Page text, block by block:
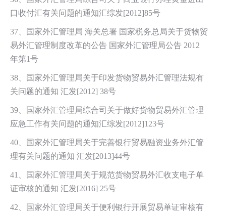
口收付汇有关问题的通知汇综发[2012]85号
37、国家外汇管理局 海关总署 国家税务总局关于货物贸
易外汇管理制度改革的公告 国家外汇管理局公告 2012
年第1号
38、国家外汇管理局关于印发货物贸易外汇管理法规有
关问题的通知 汇发[2012] 38号
39、国家外汇管理局综合司关于做好货物贸易外汇管理
应急工作有关问题的通知汇综发[2012]123号
40、国家外汇管理局关于完善银行贸易融资业务外汇管
理有关问题的通知 汇发[2013]44号
41、国家外汇管理局关于规范货物贸易外汇收支电子单
证审核的通知 汇发[2016] 25号
42、国家外汇管理局关于便利银行开展贸易单证审核有